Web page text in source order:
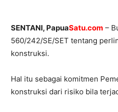
SENTANI, PapuaSatu.com –
560/242/SE/SET tentang
konstruksi.
Hal itu sebagai komitmen
konstruksi dari risiko bila